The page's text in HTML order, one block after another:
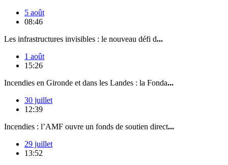
5 août
08:46
Les infrastructures invisibles : le nouveau défi d...
1 août
15:26
Incendies en Gironde et dans les Landes : la Fonda...
30 juillet
12:39
Incendies : l’AMF ouvre un fonds de soutien direct...
29 juillet
13:52